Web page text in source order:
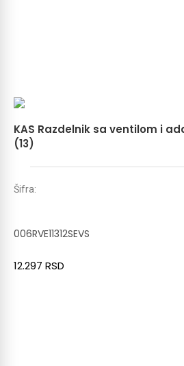
KAS Razdelnik sa ventilom i
(13)
Šifra:
006RVE11312SEVS
12.297 RSD